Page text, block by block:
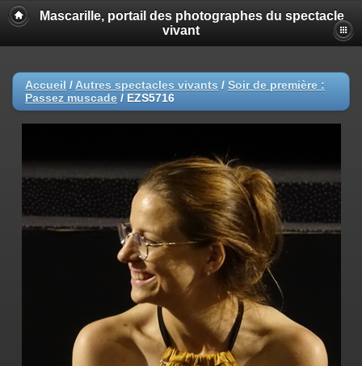
Mascarille, portail des photographes du spectacle
vivant
Accueil / Autres spectacles vivants / Soir de première :
Passez muscade / EZS5716